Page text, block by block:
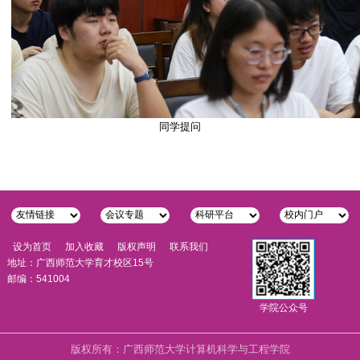
同学提问
设为首页 加入收藏 版权声明
联系我们
地址：广西师范大学育才校区15号
邮编：541004
学院公众号
版权所有：广西师范大学计算机科学与工程学院